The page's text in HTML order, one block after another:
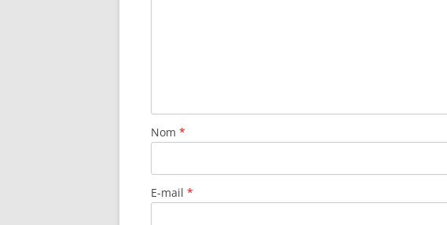
Nom *
E-mail *